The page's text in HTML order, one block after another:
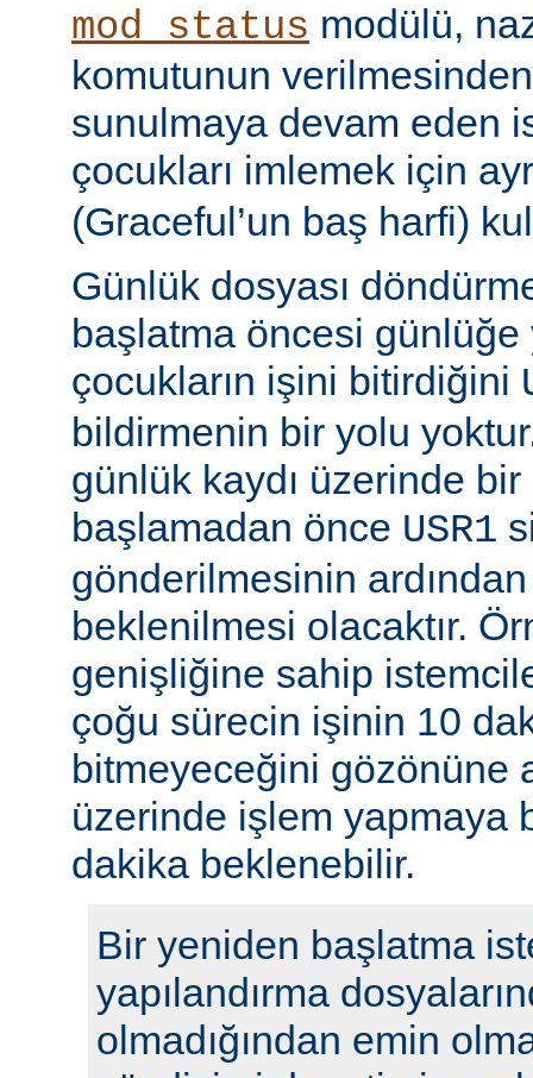
mod_status modülü,
komutunun
sunulmaya devam eden
çocukları imlemek için
(Graceful’un baş harfi)
Günlük dosyası
başlatma öncesi
çocukların işini bitirdiğini
bildirmenin bir yolu
günlük kaydı üzerinde
başlamadan önce USR1
gönderilmesinin
beklenilmesi olacaktır.
genişliğine sahip
çoğu sürecin işinin 10
bitmeyeceğini gözönüne
üzerinde işlem yapmaya
dakika beklenebilir.
Bir yeniden başlatma
yapılandırma
olmadığından emin